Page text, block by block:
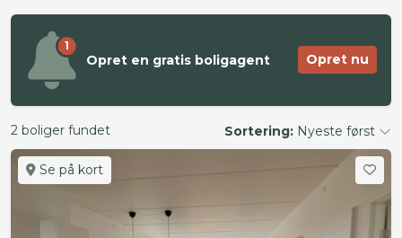
1
Opret en gratis boligagent Opret nu
2 boliger fundet Sortering: Nyeste først
Se på kort